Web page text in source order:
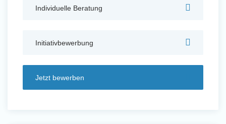
und Sozial Engagieren
Initiativbewerbung
Individuelle Beratung
Initiativbewerbung
Jetzt bewerben